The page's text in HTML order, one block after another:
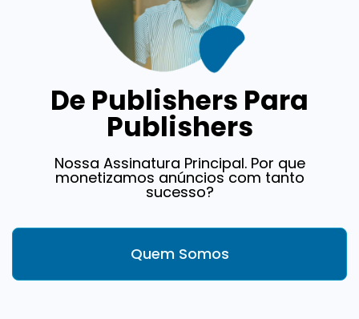
De Publishers Para
Publishers
Nossa Assinatura Principal. Por que
monetizamos anúncios com tanto
sucesso?
Quem Somos